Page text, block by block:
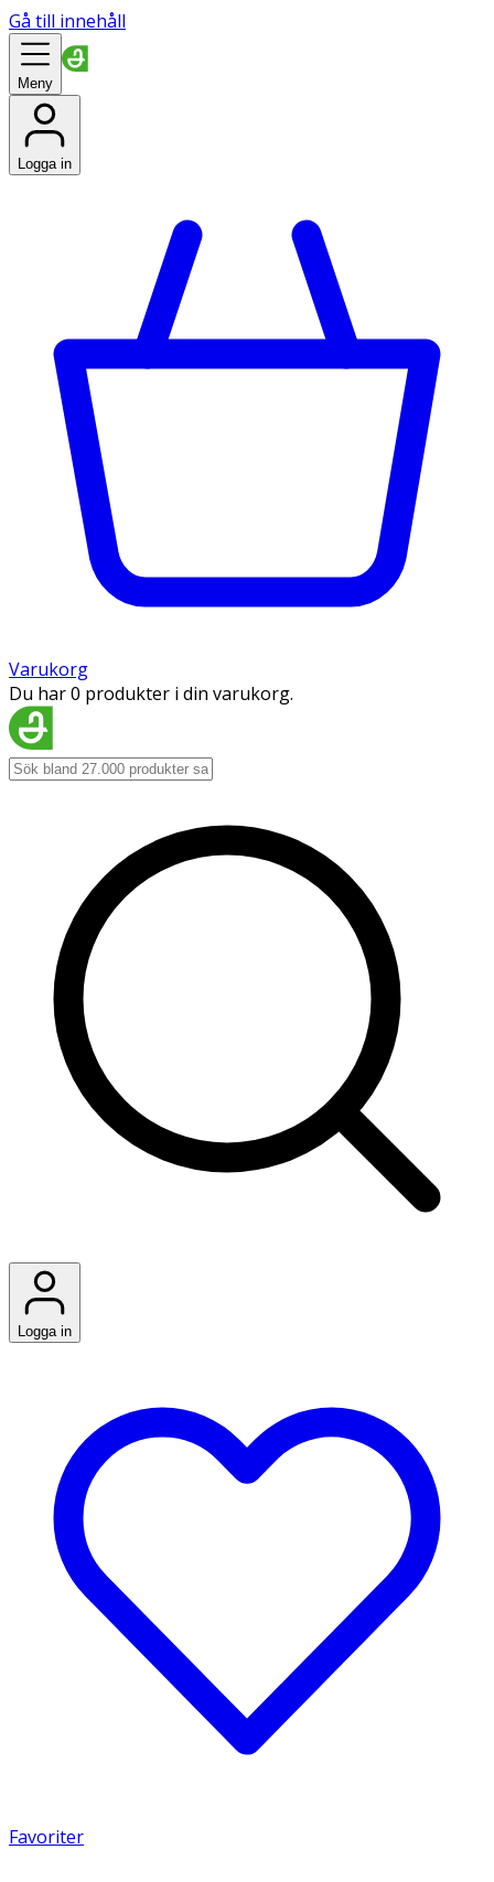
Gå till innehåll
Meny
Logga in
Varukorg
Du har 0 produkter i din varukorg.
Logga in
Favoriter